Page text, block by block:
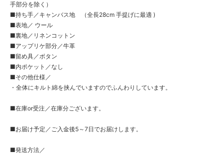
手部分を除く）
■持ち手／キャンバス地 （全長28cm 手提げに最適 )
■表地／ ウール
■裏地／リネンコットン
■アップリケ部分／牛革
■留め具／ボタン
■内ポケット／なし
■その他仕様／
・全体にキルト綿を挟んでいますのでふんわりしています。
■在庫or受注／在庫分ございます。
■お届け予定／ご入金後5～7日でお届けします。
■発送方法／